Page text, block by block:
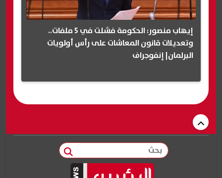
إيهاب منصور: الحكومة فشلت في 5 ملفات..
وتعديلات قانون المعاشات على رأس أولويات
البرلمان| إنفوجراف
بحث